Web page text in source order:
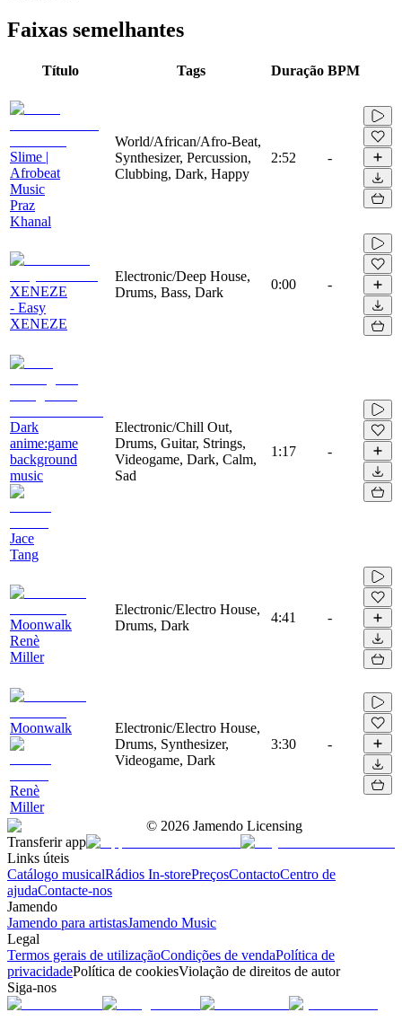
Faixas semelhantes
Título Tags Duração BPM
Slime |
Afrobeat
Music
Praz
Khanal
World/African/Afro-Beat,
Synthesizer, Percussion,
Clubbing, Dark, Happy
2:52 -
XENEZE
- Easy
XENEZE
Electronic/Deep House,
Drums, Bass, Dark
0:00 -
Dark
anime:game
background
music
Jace
Tang
Electronic/Chill Out,
Drums, Guitar, Strings,
Videogame, Dark, Calm,
Sad
1:17 -
Moonwalk
Renè
Miller
Electronic/Electro House,
Drums, Dark
4:41 -
Moonwalk
Renè
Miller
Electronic/Electro House,
Drums, Synthesizer,
Videogame, Dark
3:30 -
© 2026 Jamendo Licensing
Transferir app
Links úteis
Catálogo musicalRádios In-storePreçosContactoCentro de
ajudaContacte-nos
Jamendo
Jamendo para artistasJamendo Music
Legal
Termos gerais de utilizaçãoCondições de vendaPolítica de
privacidadePolítica de cookiesViolação de direitos de autor
Siga-nos